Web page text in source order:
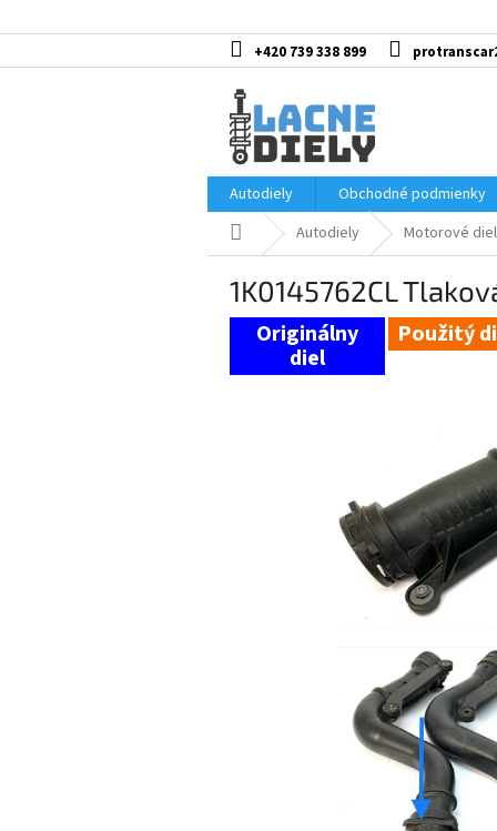
na
+420 739 338 899
Autodiely
Obchodné podmienky
DomovAutodiely Motorové
1K0145762CL
Použitý